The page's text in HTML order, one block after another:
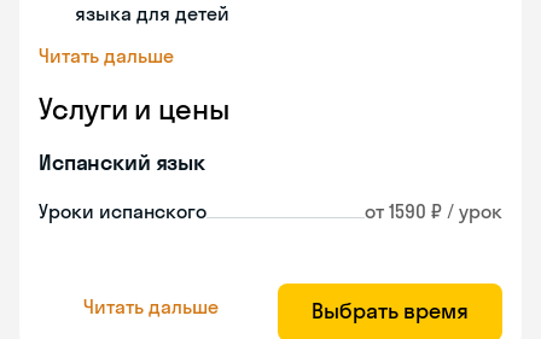
языка для детей
Читать дальше
Услуги и цены
Испанский язык
Уроки испанского от 1590 ₽ / урок
Читать дальше Выбрать время